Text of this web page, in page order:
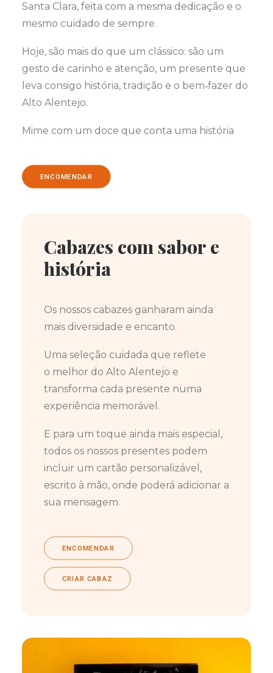
Santa Clara, feita com a mesma dedicação e o
mesmo cuidado de sempre.
Hoje, são mais do que um clássico: são um
gesto de carinho e atenção, um presente que
leva consigo história, tradição e o bem‑fazer do
Alto Alentejo.
Mime com um doce que conta uma história
ENCOMENDAR
Cabazes com sabor e
história
Os nossos cabazes ganharam ainda
mais diversidade e encanto.
Uma seleção cuidada que reflete
o melhor do Alto Alentejo e
transforma cada presente numa
experiência memorável.
E para um toque ainda mais especial,
todos os nossos presentes podem
incluir um cartão personalizável,
escrito à mão, onde poderá adicionar a
sua mensagem.
ENCOMENDAR
CRIAR CABAZ